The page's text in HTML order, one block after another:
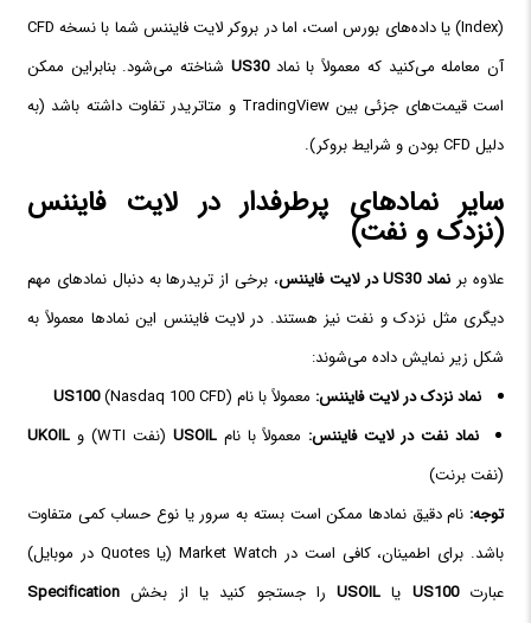
(Index) یا داده‌های بورس است، اما در بروکر لایت فایننس شما با نسخه CFD
آن معامله می‌کنید که معمولاً با نمادUS30 شناخته می‌شود. بنابراین ممکن
است قیمت‌های جزئی بین TradingView و متاتریدر تفاوت داشته باشد (به
دلیل CFD بودن و شرایط بروکر).
سایر نمادهای پرطرفدار در لایت فایننس
(نزدک و نفت)
علاوه بر نماد US30 در لایت فایننس
، برخی از تریدرها به دنبال نمادهای مهم
دیگری مثل نزدک و نفت نیز هستند. در لایت فایننس این نمادها معمولاً به
شکل زیر نمایش داده می‌شوند:
نماد نزدک در لایت فایننس: معمولاً با نام US100(Nasdaq 100 CFD)
نماد نفت در لایت فایننس: معمولاً با نامUSOIL (نفت WTI) و
UKOIL
(نفت برنت)
توجه: نام دقیق نمادها ممکن است بسته به سرور یا نوع حساب کمی متفاوت
باشد. برای اطمینان، کافی است در Market Watch (یا Quotes در موبایل)
عبارتUS100 یا USOILرا جستجو کنید یا از بخش Specification